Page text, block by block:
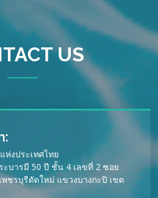
US
ห่งประเทศไทย
ะบารมี 50 ปี ชั้น 4 เลขที่ 2 ซอย
ชรบุรีตัดใหม่ แขวงบางกะปิ เขต